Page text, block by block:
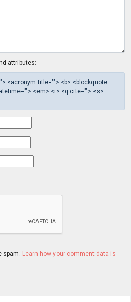
attributes:
<acronym title=""> <b> <blockquote
<em> <i> <q cite=""> <s>
spam. Learn how your comment data is